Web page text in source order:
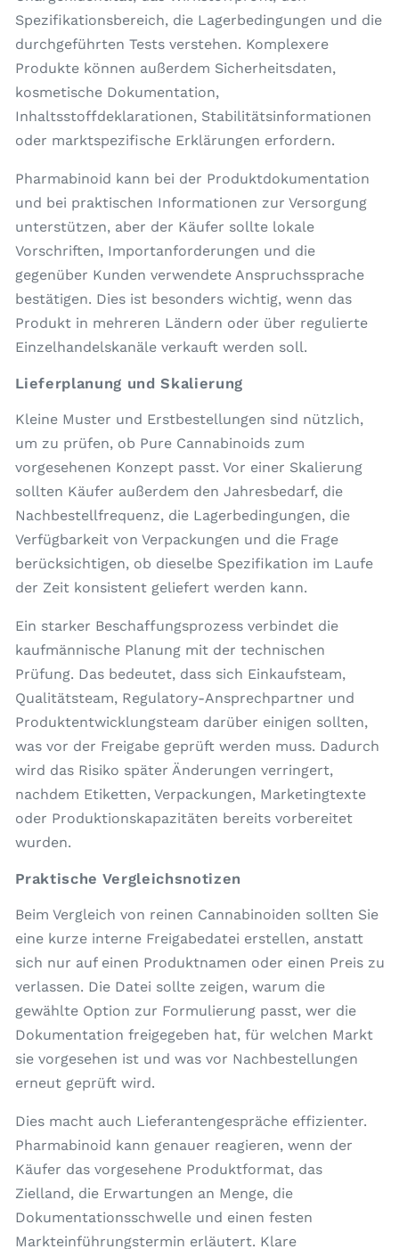
Spezifikationsbereich, die Lagerbedingungen und die
durchgeführten Tests verstehen. Komplexere
Produkte können außerdem Sicherheitsdaten,
kosmetische Dokumentation,
Inhaltsstoffdeklarationen, Stabilitätsinformationen
oder marktspezifische Erklärungen erfordern.
Pharmabinoid kann bei der Produktdokumentation
und bei praktischen Informationen zur Versorgung
unterstützen, aber der Käufer sollte lokale
Vorschriften, Importanforderungen und die
gegenüber Kunden verwendete Anspruchssprache
bestätigen. Dies ist besonders wichtig, wenn das
Produkt in mehreren Ländern oder über regulierte
Einzelhandelskanäle verkauft werden soll.
Lieferplanung und Skalierung
Kleine Muster und Erstbestellungen sind nützlich,
um zu prüfen, ob Pure Cannabinoids zum
vorgesehenen Konzept passt. Vor einer Skalierung
sollten Käufer außerdem den Jahresbedarf, die
Nachbestellfrequenz, die Lagerbedingungen, die
Verfügbarkeit von Verpackungen und die Frage
berücksichtigen, ob dieselbe Spezifikation im Laufe
der Zeit konsistent geliefert werden kann.
Ein starker Beschaffungsprozess verbindet die
kaufmännische Planung mit der technischen
Prüfung. Das bedeutet, dass sich Einkaufsteam,
Qualitätsteam, Regulatory-Ansprechpartner und
Produktentwicklungsteam darüber einigen sollten,
was vor der Freigabe geprüft werden muss. Dadurch
wird das Risiko später Änderungen verringert,
nachdem Etiketten, Verpackungen, Marketingtexte
oder Produktionskapazitäten bereits vorbereitet
wurden.
Praktische Vergleichsnotizen
Beim Vergleich von reinen Cannabinoiden sollten Sie
eine kurze interne Freigabedatei erstellen, anstatt
sich nur auf einen Produktnamen oder einen Preis zu
verlassen. Die Datei sollte zeigen, warum die
gewählte Option zur Formulierung passt, wer die
Dokumentation freigegeben hat, für welchen Markt
sie vorgesehen ist und was vor Nachbestellungen
erneut geprüft wird.
Dies macht auch Lieferantengespräche effizienter.
Pharmabinoid kann genauer reagieren, wenn der
Käufer das vorgesehene Produktformat, das
Zielland, die Erwartungen an Menge, die
Dokumentationsschwelle und einen festen
Markteinführungstermin erläutert. Klare